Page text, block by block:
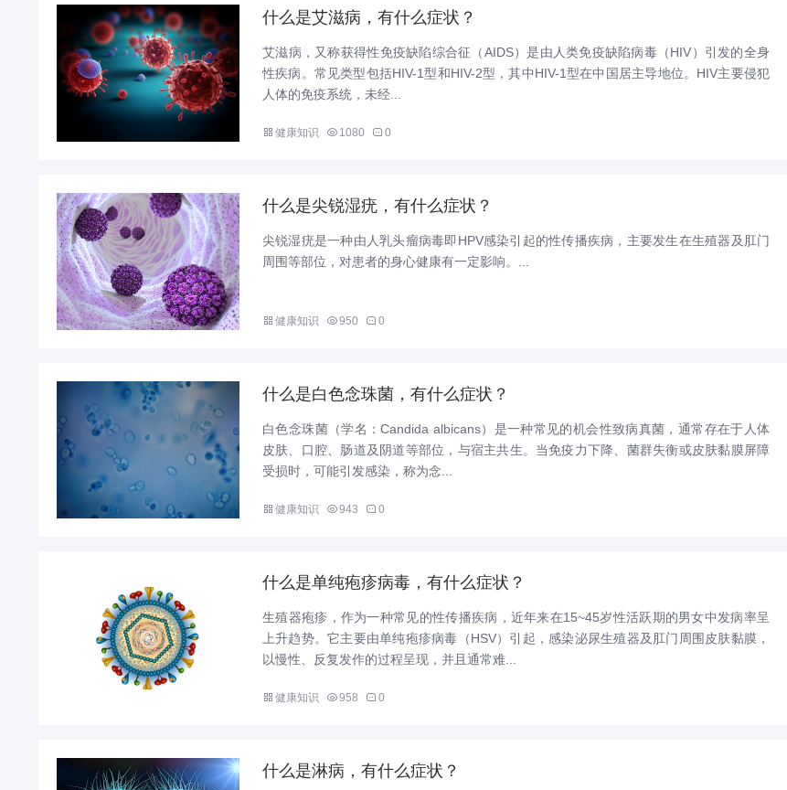
什么是艾滋病，有什么症状？
艾滋病，又称获得性免疫缺陷综合征（AIDS）是由人类免疫缺陷病毒（HIV）引发的全身
性疾病。常见类型包括HIV-1型和HIV-2型，其中HIV-1型在中国居主导地位。HIV主要侵犯
人体的免疫系统，未经...
健康知识 1080 0
什么是尖锐湿疣，有什么症状？
尖锐湿疣是一种由人乳头瘤病毒即HPV感染引起的性传播疾病，主要发生在生殖器及肛门
周围等部位，对患者的身心健康有一定影响。...
健康知识 950 0
什么是白色念珠菌，有什么症状？
白色念珠菌（学名：Candida albicans）是一种常见的机会性致病真菌，通常存在于人体
皮肤、口腔、肠道及阴道等部位，与宿主共生。当免疫力下降、菌群失衡或皮肤黏膜屏障
受损时，可能引发感染，称为念...
健康知识 943 0
什么是单纯疱疹病毒，有什么症状？
生殖器疱疹，作为一种常见的性传播疾病，近年来在15~45岁性活跃期的男女中发病率呈
上升趋势。它主要由单纯疱疹病毒（HSV）引起，感染泌尿生殖器及肛门周围皮肤黏膜，
以慢性、反复发作的过程呈现，并且通常难...
健康知识 958 0
什么是淋病，有什么症状？